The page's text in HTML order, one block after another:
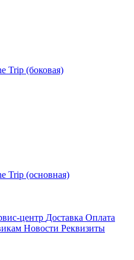
Trip (боковая)
Trip (основная)
центр Доставка Оплата
Новости Реквизиты